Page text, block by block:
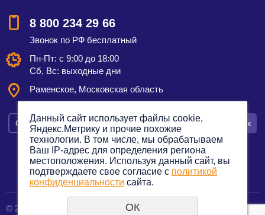
8 800 234 29 66
Звонок по РФ бесплатный
Пн-Пт: с 9:00 до 18:00
Сб, Вс: выходные дни
Раменское, Московская область
Смотреть на карте Оставить заявку Заказать звонок
Политика конфиденциальности
© 2012—2023. Все права защищены.
Данный сайт использует файлы cookie,
Яндекс.Метрику и прочие похожие
технологии. В том числе, мы обрабатываем
Ваш IP-адрес для определения региона
местоположения. Используя данный сайт, вы
подтверждаете свое согласие с политикой
конфиденциальности сайта.
ОК